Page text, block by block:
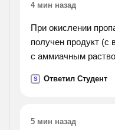
4 мин назад
При окислении
получен продукт
с аммиачным
S Ответил Студент
5 мин назад